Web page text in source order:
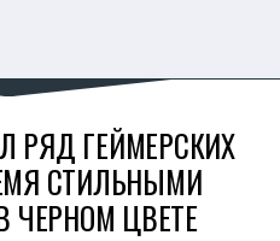
РЯД ГЕЙМЕРСКИХ
СТИЛЬНЫМИ
ЧЕРНОМ ЦВЕТЕ